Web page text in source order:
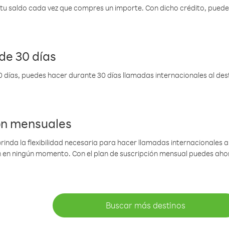
saldo cada vez que compres un importe. Con dicho crédito,
30 días
días, puedes hacer durante 30 días llamadas internacionales al
mensuales
la flexibilidad necesaria para hacer llamadas internacionales
ningún momento. Con el plan de suscripción mensual puedes
Buscar más destinos